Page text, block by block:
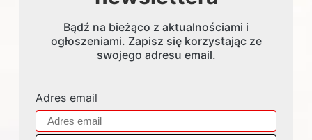
Bądź na bieżąco z aktualnościami i
ogłoszeniami. Zapisz się korzystając ze
swojego adresu email.
Adres email